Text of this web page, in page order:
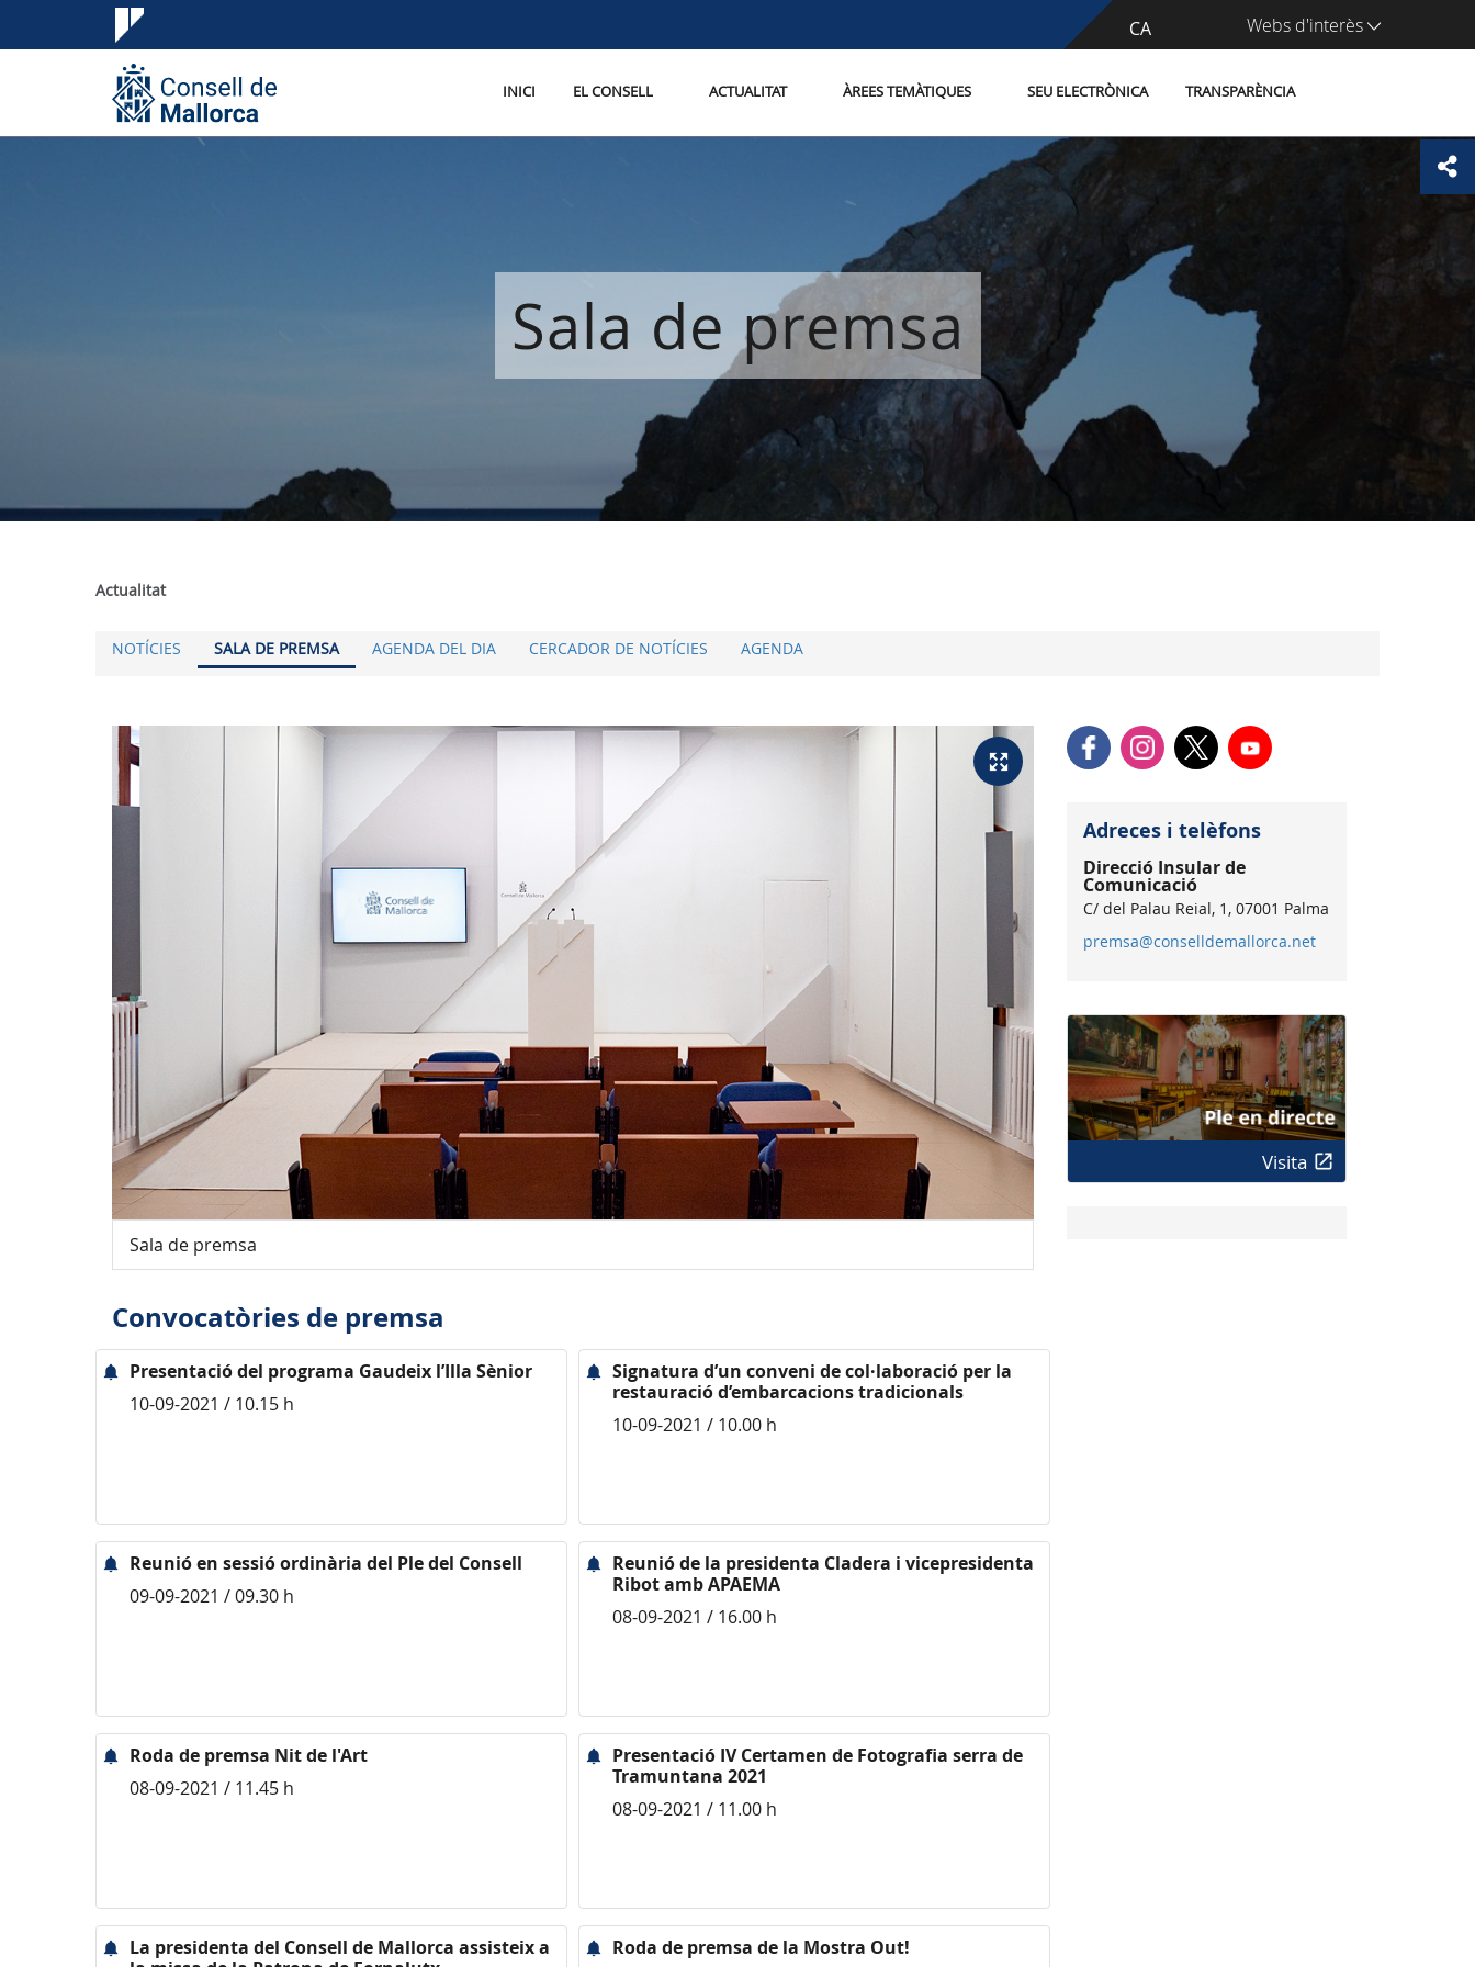
CA
ES Webs d'interès
INICI EL CONSELL ACTUALITAT ÀREES TEMÀTIQUES SEU ELECTRÒNICA TRANSPARÈNCIA
Sala de premsa
Actualitat
NOTÍCIES SALA DE PREMSA AGENDA DEL DIA CERCADOR DE NOTÍCIES AGENDA
Sala de premsa
Convocatòries de premsa
Presentació del programa Gaudeix l’Illa Sènior
10-09-2021 / 10.15 h
Signatura d’un conveni de col·laboració per la
restauració d’embarcacions tradicionals
10-09-2021 / 10.00 h
Reunió en sessió ordinària del Ple del Consell
09-09-2021 / 09.30 h
Reunió de la presidenta Cladera i vicepresidenta
Ribot amb APAEMA
08-09-2021 / 16.00 h
Roda de premsa Nit de l'Art
08-09-2021 / 11.45 h
Presentació IV Certamen de Fotografia serra de
Tramuntana 2021
08-09-2021 / 11.00 h
La presidenta del Consell de Mallorca assisteix a
Roda de premsa de la Mostra Out!
Adreces i telèfons
Direcció Insular de
Comunicació
C/ del Palau Reial, 1, 07001 Palma
premsa@conselldemallorca.net
Visita